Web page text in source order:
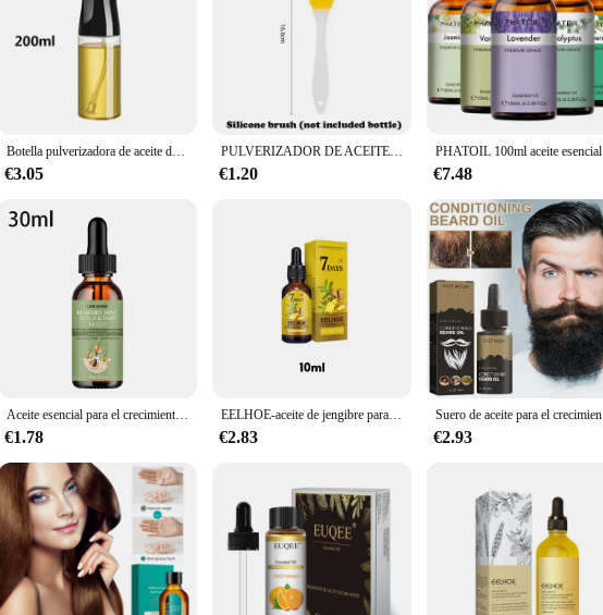
Botella pulverizadora de aceite de oliva, dispensador de cocina, Camping, hornear, vinagre, salsa de soja, contenedores pulverizadores, 200/300/500ml
€3.05
PULVERIZADOR DE ACEITE 2 en 1 para cocina, botella pulverizadora de aceite, vinagre, salsa de soja, contenedores de lavadora, 200/300/500ml
€1.20 €7.48
Aceite esencial para el crecimiento del cabello, aceite fortalecedor del cabello de menta y romero, tratamiento nutritivo para puntas abiertas, aceite orgánico seco para el cuidado del cabello
€1.78
EELHOE-aceite de jengibre para el crecimiento del cabello, esencia Natural, tratamiento antipérdida de cabello, solución nutritiva hidratante para el crecimiento del cabello, productos para el cuidado
€2.83 €2.93